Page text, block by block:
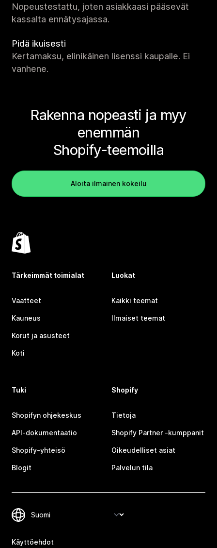
Nopeustestattu, joten asiakkaasi pääsevät
kassalta ennätysajassa.
Pidä ikuisesti
Kertamaksu, elinikäinen lisenssi kaupalle. Ei
vanhene.
Rakenna nopeasti ja myy
enemmän
Shopify-teemoilla
Aloita ilmainen kokeilu
Tärkeimmät toimialat
Vaatteet
Kauneus
Korut ja asusteet
Koti
Luokat
Kaikki teemat
Ilmaiset teemat
Tuki
Shopifyn ohjekeskus
API-dokumentaatio
Shopify-yhteisö
Blogit
Shopify
Tietoja
Shopify Partner ‑kumppanit
Oikeudelliset asiat
Palvelun tila
Käyttöehdot